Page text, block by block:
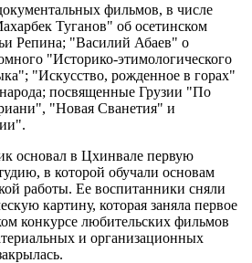
фильмов, в числе
Туганов" об осетинском
Репина; "Василий Абаев" о
"Историко-этимологического
"Искусство, рожденное в горах"
народа; посвященные Грузии "По
"Новая Сванетия" и
основал в Цхинвале первую
в которой обучали основам
работы. Ее воспитанники сняли
картину, которая заняла первое
конкурсе любительских фильмов
и организационных